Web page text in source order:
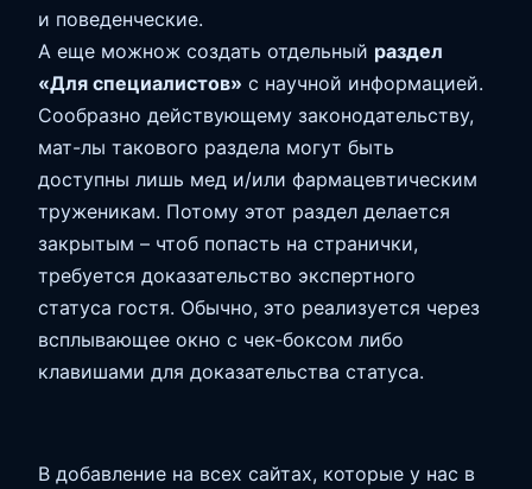
и поведенческие.
А еще можнож создать отдельный раздел
«Для специалистов» с научной информацией.
Сообразно действующему законодательству,
мат-лы такового раздела могут быть
доступны лишь мед и/или фармацевтическим
труженикам. Потому этот раздел делается
закрытым – чтоб попасть на странички,
требуется доказательство экспертного
статуса гостя. Обычно, это реализуется через
всплывающее окно с чек-боксом либо
клавишами для доказательства статуса.
В добавление на всех сайтах, которые у нас в